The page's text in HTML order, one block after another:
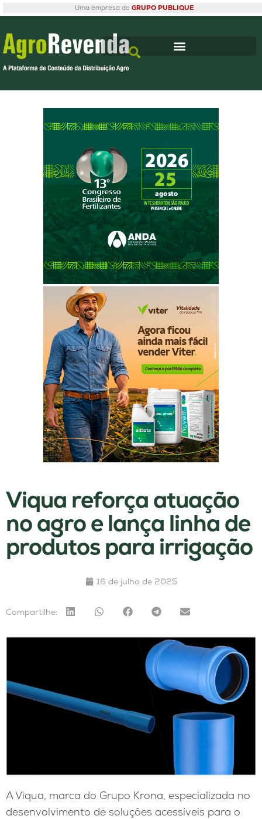
Uma empresa do GRUPO PUBLIQUE
Viqua reforça atuação
no agro e lança linha de
produtos para irrigação
16 de julho de 2025
Compartilhe:
A Viqua, marca do Grupo Krona, especializada no
desenvolvimento de soluções acessíveis para o